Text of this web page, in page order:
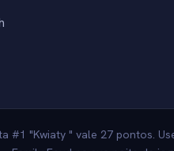
#1 "Kwiaty " vale 27 pontos.